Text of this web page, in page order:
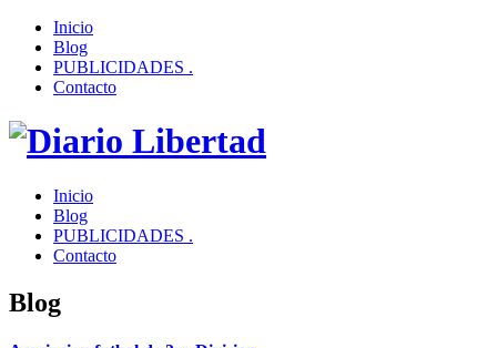
Inicio
Blog
PUBLICIDADES .
Contacto
Inicio
Blog
PUBLICIDADES .
Contacto
Blog